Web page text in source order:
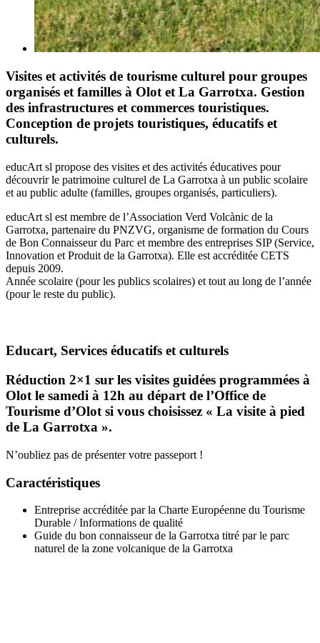
Visites et activités de tourisme culturel pour groupes
organisés et familles à Olot et La Garrotxa. Gestion
des infrastructures et commerces touristiques.
Conception de projets touristiques, éducatifs et
culturels.
educArt sl propose des visites et des activités éducatives pour
découvrir le patrimoine culturel de La Garrotxa à un public scolaire
et au public adulte (familles, groupes organisés, particuliers).
educArt sl est membre de l’Association Verd Volcànic de la
Garrotxa, partenaire du PNZVG, organisme de formation du Cours
de Bon Connaisseur du Parc et membre des entreprises SIP (Service,
Innovation et Produit de la Garrotxa). Elle est accréditée CETS
depuis 2009.
Année scolaire (pour les publics scolaires) et tout au long de l’année
(pour le reste du public).
Educart, Services éducatifs et culturels
Réduction 2×1 sur les visites guidées programmées à
Olot le samedi à 12h au départ de l’Office de
Tourisme d’Olot si vous choisissez « La visite à pied
de La Garrotxa ».
N’oubliez pas de présenter votre passeport !
Caractéristiques
Entreprise accréditée par la Charte Européenne du Tourisme
Durable / Informations de qualité
Guide du bon connaisseur de la Garrotxa titré par le parc
naturel de la zone volcanique de la Garrotxa